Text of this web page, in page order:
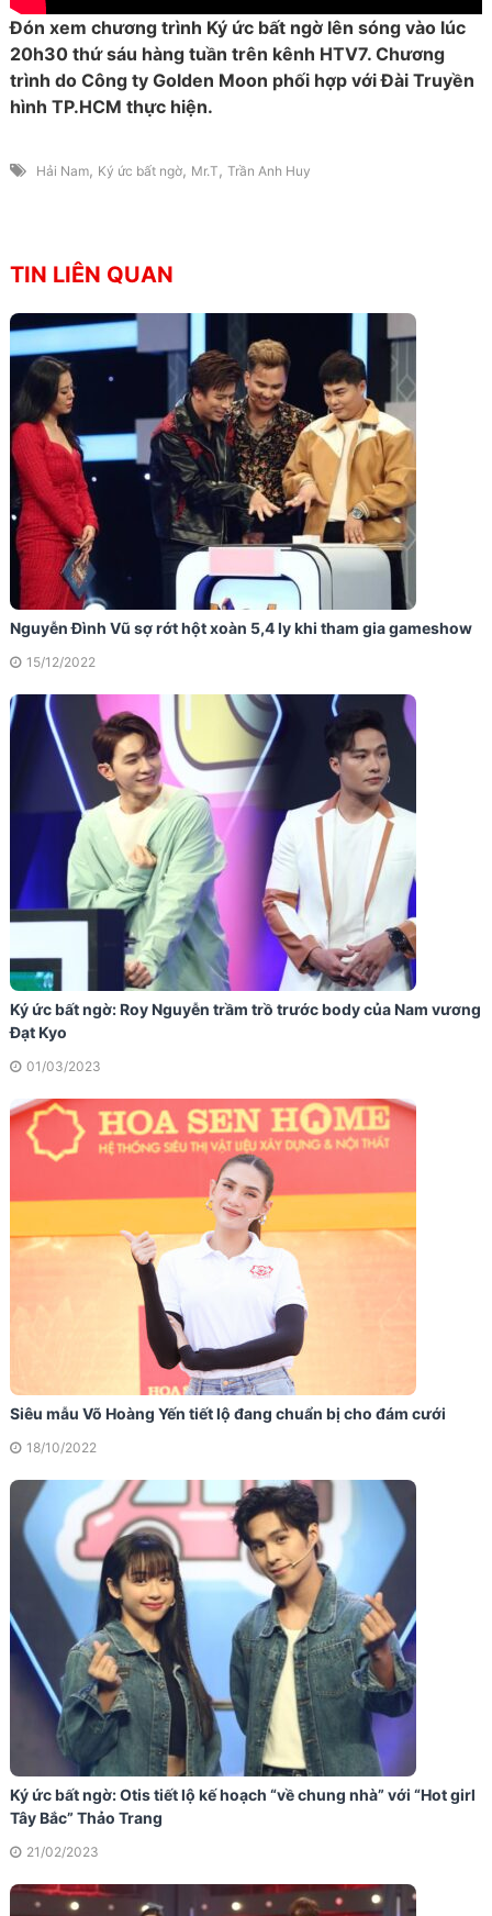
Đón xem chương trình Ký ức bất ngờ lên sóng vào lúc
20h30 thứ sáu hàng tuần trên kênh HTV7. Chương
trình do Công ty Golden Moon phối hợp với Đài Truyền
hình TP.HCM thực hiện.
Hải Nam, Ký ức bất ngờ, Mr.T , Trần Anh Huy
TIN LIÊN QUAN
Nguyễn Đình Vũ sợ rớt hột xoàn 5,4 ly khi tham gia gameshow
15/12/2022
Ký ức bất ngờ: Roy Nguyễn trầm trồ trước body của Nam vương
Đạt Kyo
01/03/2023
Siêu mẫu Võ Hoàng Yến tiết lộ đang chuẩn bị cho đám cưới
18/10/2022
Ký ức bất ngờ: Otis tiết lộ kế hoạch “về chung nhà” với “Hot girl
Tây Bắc” Thảo Trang
21/02/2023